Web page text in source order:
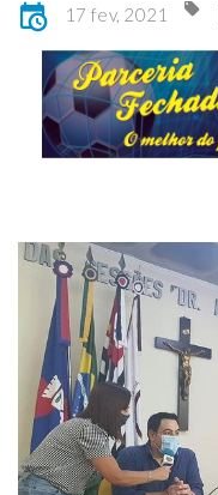
17 fev, 2021